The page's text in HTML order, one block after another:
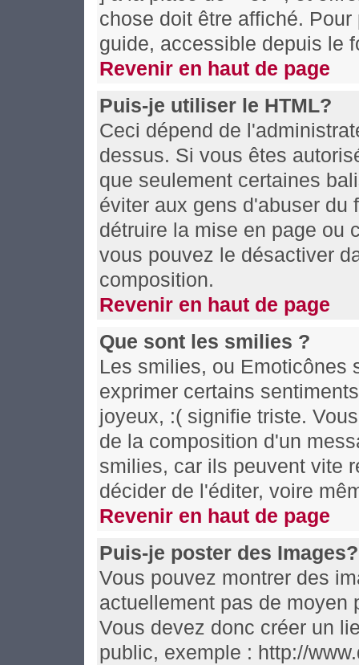
chose doit être affiché.
guide, accessible depuis le
Revenir en haut de page
Puis-je utiliser le HTML?
Ceci dépend de
dessus. Si vous êtes
que seulement certaines
éviter aux gens d'abuser du
détruire la mise en page ou
vous pouvez le désactiver
composition.
Revenir en haut de page
Que sont les smilies ?
Les smilies, ou Emoticônes
exprimer certains
joyeux, :( signifie triste.
de la composition d'un
smilies, car ils peuvent vite
décider de l'éditer, voire
Revenir en haut de page
Puis-je poster des Images?
Vous pouvez montrer des
actuellement pas de moyen
Vous devez donc créer un
public, exemple : http://